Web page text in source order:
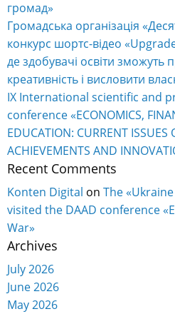
громад»
Громадська організація
конкурс шортс-відео
де здобувачі освіти зможуть
креативність і висловити
IX International scientific and
conference «ECONOMICS,
EDUCATION: CURRENT ISSUES
ACHIEVEMENTS AND
Recent Comments
Konten Digital on The
visited the DAAD conference
War»
Archives
July 2026
June 2026
May 2026